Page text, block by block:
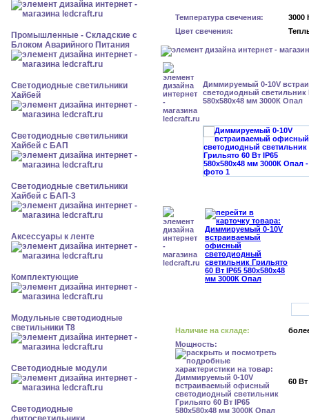
Промышленные - Складские с
Блоком Аварийного Питания
Светодиодные светильники
Хайбей
Светодиодные светильники
Хайбей с БАП
Светодиодные светильники
Хайбей с БАП-3
Аксессуары к ленте
Комплектующие
Модульные светодиодные
светильники Т8
Светодиодные модули
Светодиодные
Температура свечения:
3000
Цвет свечения:
Диммируемый 0-10V
светодиодный светильник
580x580x48 мм 3000К Опал
Наличие на складе:
Мощность:
60 Вт